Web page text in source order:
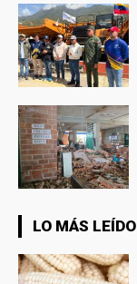
LO MÁS LEÍDO